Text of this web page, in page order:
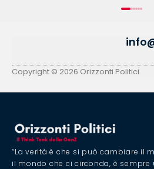
Copyright © 2026 Orizzonti Politici
“La verità è che si può cambiare il
il mondo che ci circonda, è sempre